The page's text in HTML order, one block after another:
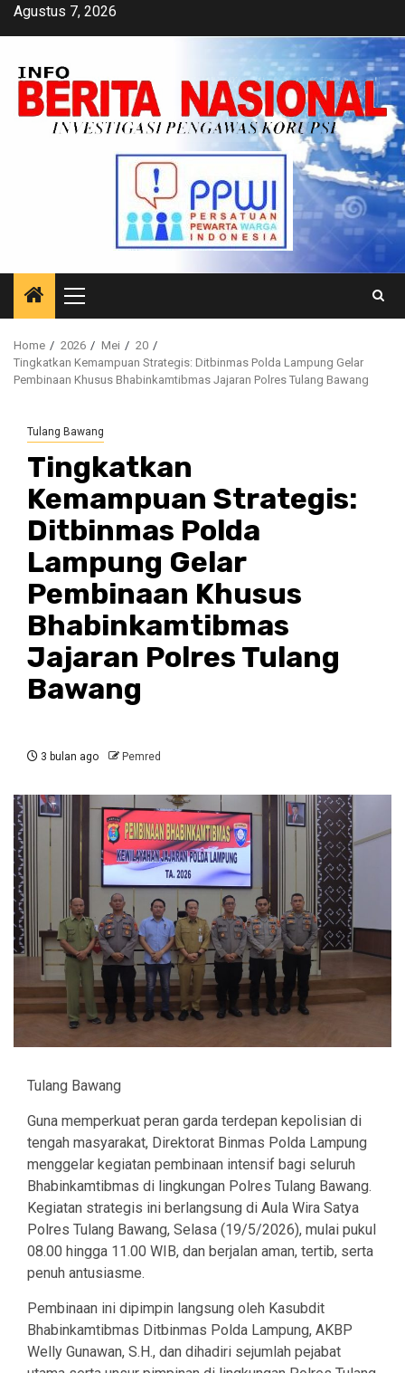
SkipAgustus 7, 2026
Primary
Menu
Home 2026 Mei
20
Tingkatkan Kemampuan Strategis: Ditbinmas Polda Lampung Gelar
Pembinaan Khusus Bhabinkamtibmas Jajaran Polres Tulang Bawang
Tulang Bawang
Tingkatkan
Kemampuan Strategis:
Ditbinmas Polda
Lampung Gelar
Pembinaan Khusus
Bhabinkamtibmas
Jajaran Polres Tulang
Bawang
3 bulan ago Pemred
Tulang Bawang
Guna memperkuat peran garda terdepan kepolisian di
tengah masyarakat, Direktorat Binmas Polda Lampung
menggelar kegiatan pembinaan intensif bagi seluruh
Bhabinkamtibmas di lingkungan Polres Tulang Bawang.
Kegiatan strategis ini berlangsung di Aula Wira Satya
Polres Tulang Bawang, Selasa (19/5/2026), mulai pukul
08.00 hingga 11.00 WIB, dan berjalan aman, tertib, serta
penuh antusiasme.
Pembinaan ini dipimpin langsung oleh Kasubdit
Bhabinkamtibmas Ditbinmas Polda Lampung, AKBP
Welly Gunawan, S.H., dan dihadiri sejumlah pejabat